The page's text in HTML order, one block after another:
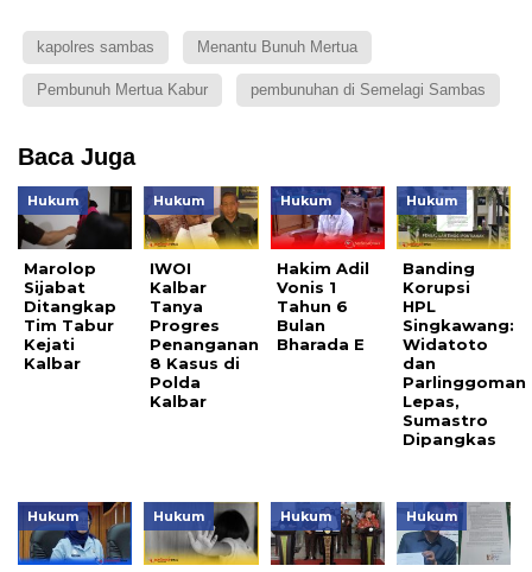
kapolres sambas Menantu Bunuh Mertua
Pembunuh Mertua Kabur pembunuhan di Semelagi Sambas
Baca Juga
Hukum
Marolop
Sijabat
Ditangkap
Tim Tabur
Kejati
Kalbar
Hukum
IWOI
Kalbar
Tanya
Progres
Penanganan
8 Kasus di
Polda
Kalbar
Hukum
Hakim Adil
Vonis 1
Tahun 6
Bulan
Bharada E
Hukum
Banding
Korupsi
HPL
Singkawang:
Widatoto
dan
Parlinggoman
Lepas,
Sumastro
Dipangkas
Hukum Hukum Hukum Hukum